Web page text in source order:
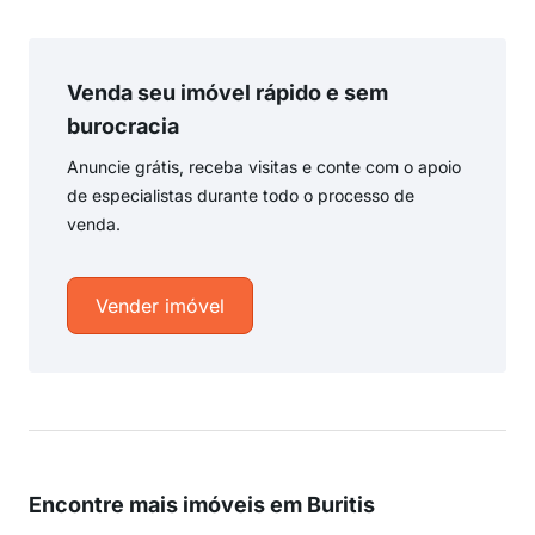
Venda seu imóvel rápido e sem
burocracia
Anuncie grátis, receba visitas e conte com o apoio
de especialistas durante todo o processo de
venda.
Vender imóvel
Encontre mais imóveis em Buritis